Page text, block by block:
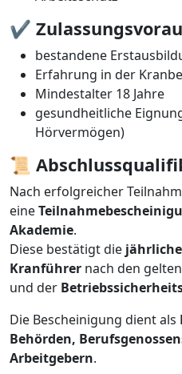
✔️
bestandene
Erfahrung in der
Mindestalter 18 Jahre
gesundheitliche
Hörvermögen)
📜
Nach erfolgreicher
eine
Akademie.
Diese bestätigt die
Kranführer nach den
und der
Die Bescheinigung dient als
Behörden,
Arbeitgebern.